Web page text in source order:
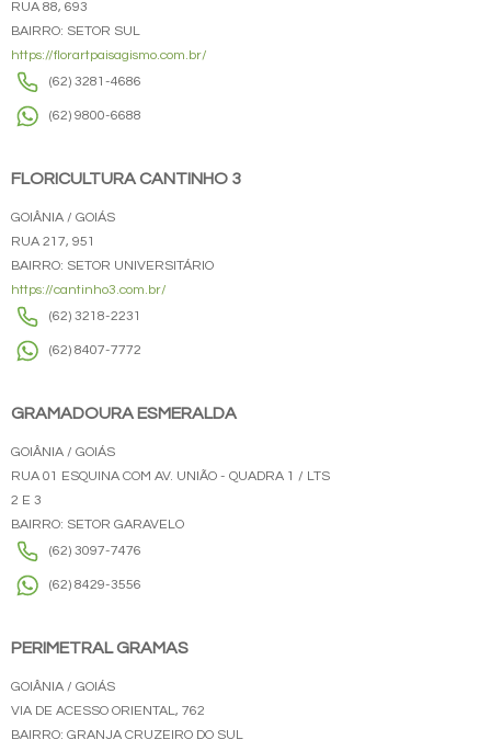
RUA 88, 693
BAIRRO: SETOR SUL
https://florartpaisagismo.com.br/
(62) 3281-4686
(62) 9800-6688
FLORICULTURA CANTINHO 3
GOIÂNIA / GOIÁS
RUA 217, 951
BAIRRO: SETOR UNIVERSITÁRIO
https://cantinho3.com.br/
(62) 3218-2231
(62) 8407-7772
GRAMADOURA ESMERALDA
GOIÂNIA / GOIÁS
RUA 01 ESQUINA COM AV. UNIÃO - QUADRA 1 / LTS
2 E 3
BAIRRO: SETOR GARAVELO
(62) 3097-7476
(62) 8429-3556
PERIMETRAL GRAMAS
GOIÂNIA / GOIÁS
VIA DE ACESSO ORIENTAL, 762
BAIRRO: GRANJA CRUZEIRO DO SUL